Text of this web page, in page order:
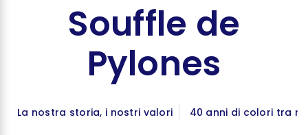
Souffle de
Pylones
La nostra storia, i nostri valori 40 anni di colori tra